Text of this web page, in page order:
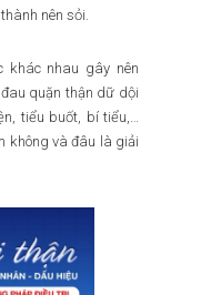
nên sỏi.
khác nhau gây nên
quặn thận dữ dội
tiểu buốt, bí tiểu,…
không và đâu là giải